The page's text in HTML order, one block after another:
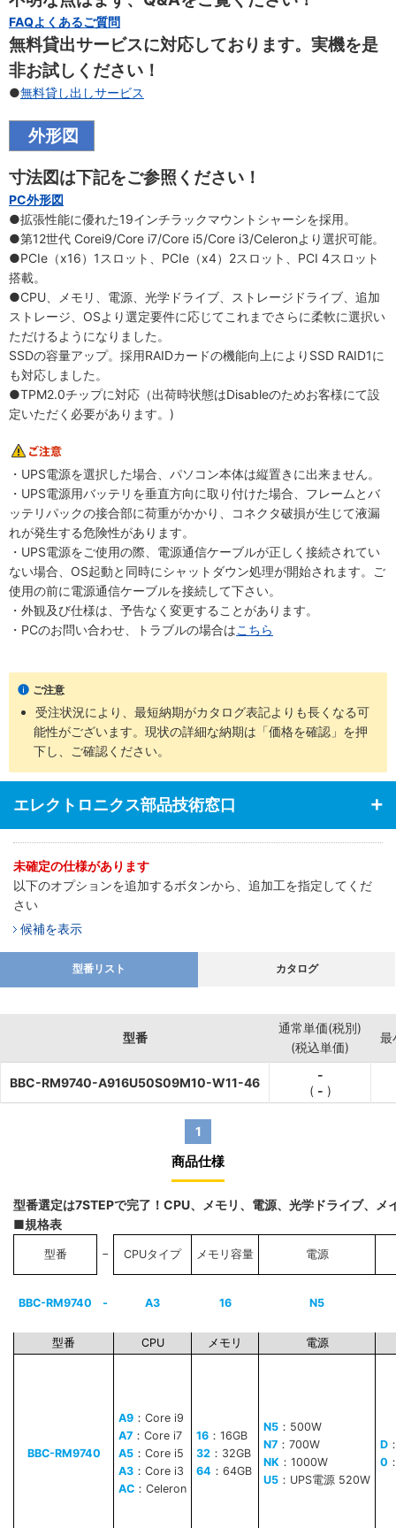
FAQよくあるご質問
無料貸出サービスに対応しております。実機を是
非お試しください！
●無料貸し出しサービス
外形図
寸法図は下記をご参照ください！
PC外形図
●拡張性能に優れた19インチラックマウントシャーシを採用。
●第12世代 Corei9/Core i7/Core i5/Core i3/Celeronより選択可能。
●PCIe（x16）1スロット、PCIe（x4）2スロット、PCI 4スロット
搭載。
●CPU、メモリ、電源、光学ドライブ、ストレージドライブ、追加
ストレージ、OSより選定要件に応じてこれまでさらに柔軟に選択い
ただけるようになりました。
SSDの容量アップ。採用RAIDカードの機能向上によりSSD RAID1に
も対応しました。
●TPM2.0チップに対応（出荷時状態はDisableのためお客様にて設
定いただく必要があります。)
・UPS電源を選択した場合、パソコン本体は縦置きに出来ません。
・UPS電源用バッテリを垂直方向に取り付けた場合、フレームとバ
ッテリパックの接合部に荷重がかかり、コネクタ破損が生じて液漏
れが発生する危険性があります。
・UPS電源をご使用の際、電源通信ケーブルが正しく接続されてい
ない場合、OS起動と同時にシャットダウン処理が開始されます。ご
使用の前に電源通信ケーブルを接続して下さい。
・外観及び仕様は、予告なく変更することがあります。
・PCのお問い合わせ、トラブルの場合はこちら
ご注意
受注状況により、最短納期がカタログ表記よりも長くなる可
能性がございます。現状の詳細な納期は「価格を確認」を押
下し、ご確認ください。
エレクトロニクス部品技術窓口
未確定の仕様があります
以下のオプションを追加するボタンから、追加工を指定してくだ
さい
候補を表示
型番リスト カタログ
型番
通常単価(税別)
(税込単価)
最
BBC-RM9740-A916U50S09M10-W11-46
-
( - )
1
商品仕様
型番選定は7STEPで完了！CPU、メモリ、電源、光学ドライブ、
■規格表
型番 − CPUタイプ メモリ容量 電源
BBC-RM9740 - A3 16 N5
型番 CPU メモリ 電源
BBC-RM9740
A9 ：Core i9
A7 ：Core i7
A5 ：Core i5
A3 ：Core i3
AC ：Celeron
16 ：16GB
32 ：32GB
64 ：64GB
N5 ：500W
N7 ：700W
NK ：1000W
U5 ：UPS電源 520W
D
0